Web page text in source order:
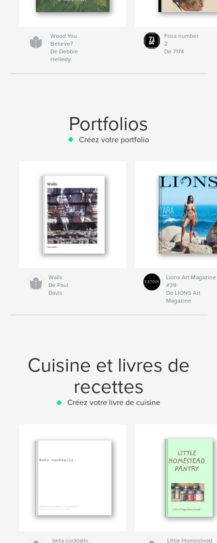
Wood You
Believe?
De Debbie
Helledy
Foss number
2
De 7174
Portfolios
Créez votre portfolio
Walls
De Paul
Davis
Lions Art Magazine
#39
De LIONS Art
Magazine
Cuisine et livres de
recettes
Créez votre livre de cuisine
beta cocktails. Little Homestead